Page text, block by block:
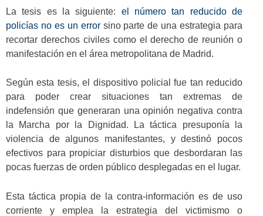
La tesis es la siguiente: el número tan reducido de
policías no es un errorsino parte de una estrategia para
recortar derechos civiles como el derecho de reunión o
manifestación en el área metropolitana de Madrid.
Según esta tesis, el dispositivo policial fue tan reducido
para poder crear situaciones tan extremas de
indefensión que generaran una opinión negativa contra
la Marcha por la Dignidad. La táctica presuponía la
violencia de algunos manifestantes, y destinó pocos
efectivos para propiciar disturbios que desbordaran las
pocas fuerzas de orden público desplegadas en el lugar.
Esta táctica propia de la contra-información es de uso
corriente y emplea la estrategia del victimismo o